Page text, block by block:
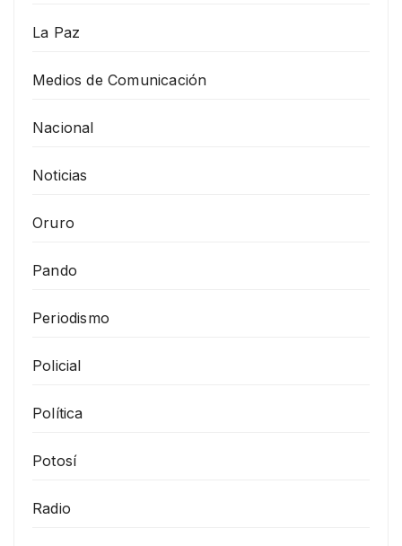
La Paz
Medios de Comunicación
Nacional
Noticias
Oruro
Pando
Periodismo
Policial
Política
Potosí
Radio